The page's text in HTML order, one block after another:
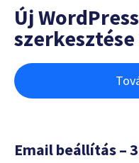
Új
Email beállítás –